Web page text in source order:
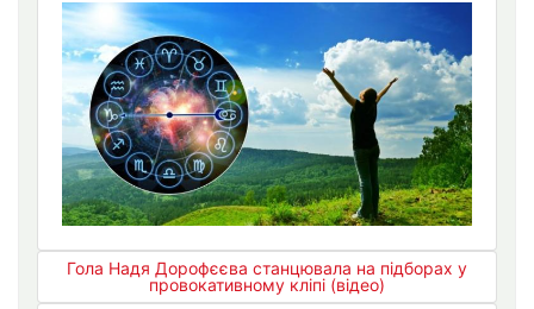
Гола Надя Дорофєєва станцювала на підборах у
провокативному кліпі (відео)